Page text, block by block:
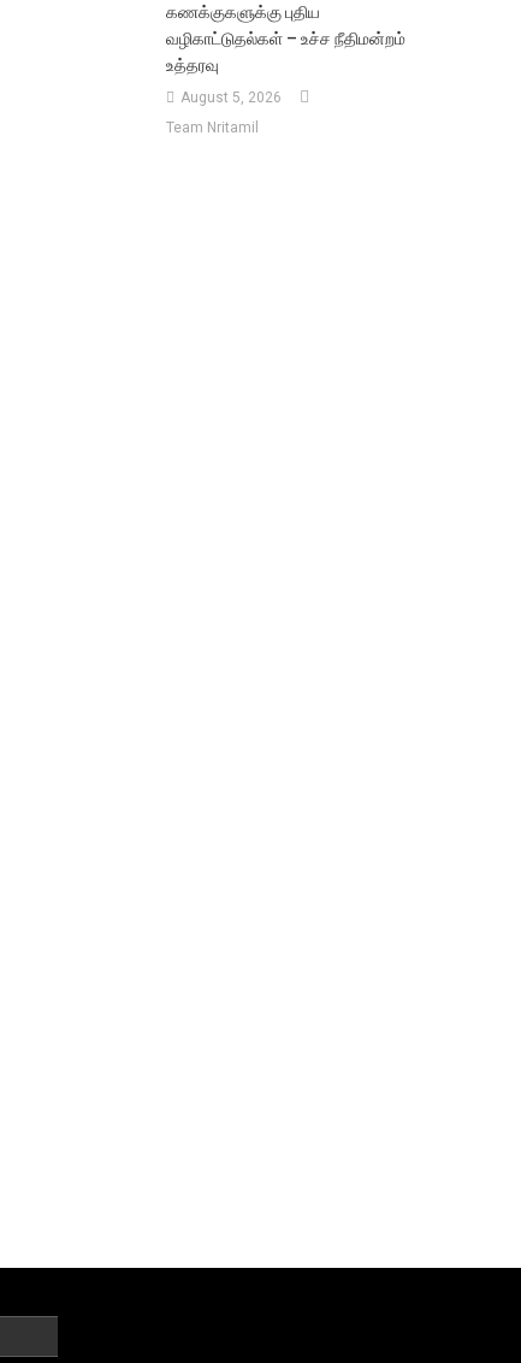
கணக்குகளுக்கு புதிய
வழிகாட்டுதல்கள் – உச்ச நீதிமன்றம்
உத்தரவு
August 5, 2026
Team Nritamil